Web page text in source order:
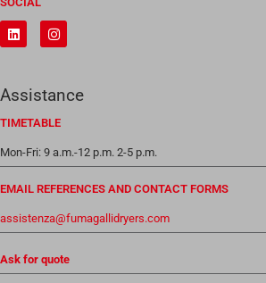
Assistance
TIMETABLE
Mon-Fri: 9 a.m.-12 p.m. 2-5 p.m.
EMAIL REFERENCES AND CONTACT FORMS
assistenza@fumagallidryers.com
Ask for quote